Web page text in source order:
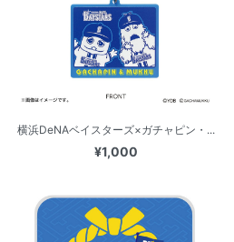
横浜DeNAベイスターズ×ガチャピン・...
¥1,000